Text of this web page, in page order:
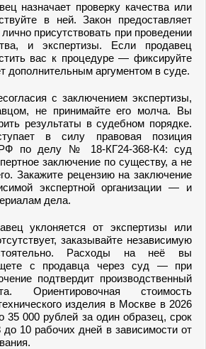
назначает проверку качества или
в ней. Закон предоставляет
присутствовать при проведении
и экспертизы. Если продавец
вас к процедуре — фиксируйте
дополнительным аргументом в суде.
с заключением экспертизы,
не принимайте его молча. Вы
результаты в судебном порядке.
в силу правовая позиция
РФ по делу № 18-КГ24-368-К4: суд
заключение по существу, а не
Закажите рецензию на заключение
экспертной организации — и
дела.
уклоняется от экспертизы или
заказывайте независимую
Расходы на неё вы
с продавца через суд — при
подтвердит производственный
Ориентировочная стоимость
изделия в Москве в 2026
35 000 рублей за один образец, срок
10 рабочих дней в зависимости от